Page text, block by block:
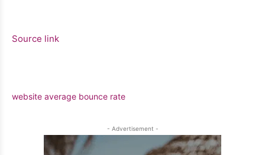
Source link
website average bounce rate
- Advertisement -